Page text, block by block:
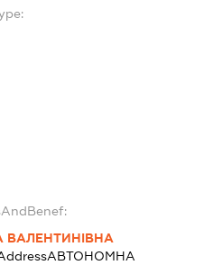
ВАЛЕНТИНІВНА
АВТОНОМНА